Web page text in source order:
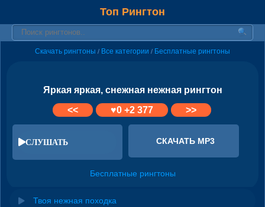
Топ Рингтон
Скачать рингтоны / Все категории / Бесплатные рингтоны
Яркая яркая, снежная нежная рингтон
<<
♥0 +2 377 >>
СЛУШАТЬ СКАЧАТЬ MP3
Бесплатные рингтоны
Твоя нежная походка